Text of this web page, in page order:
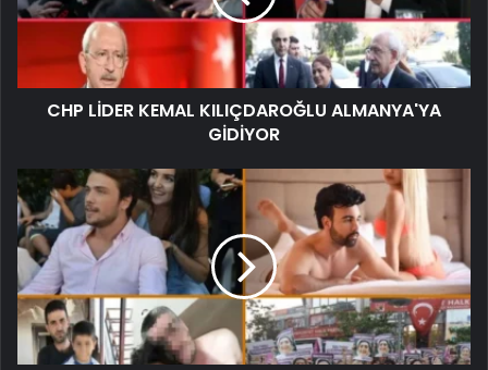
CHP LİDER KEMAL KILIÇDAROĞLU ALMANYA'YA
GİDİYOR